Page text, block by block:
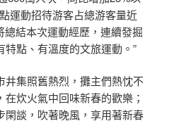
點運動招待游客占總游客量近
結本次運動經歷，連續發掘
點、有溫度的文旅運動。”
井集照舊熱烈，攤主們熱忱不
炊火氣中回味新春的歡樂；
閑談，吹著晚風，享用著新春